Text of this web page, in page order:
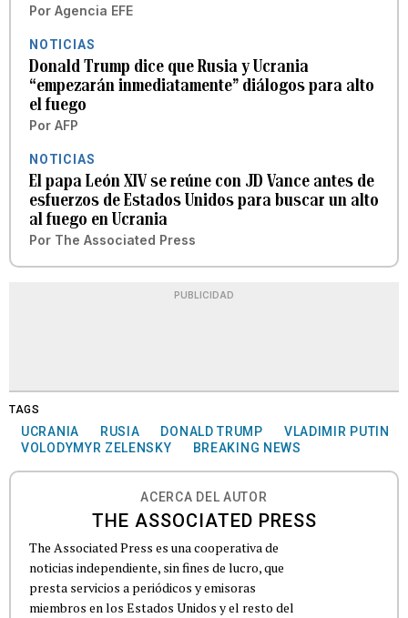
Por Agencia EFE
NOTICIAS
Donald Trump dice que Rusia y Ucrania
“empezarán inmediatamente” diálogos para alto
el fuego
Por AFP
NOTICIAS
El papa León XIV se reúne con JD Vance antes de
esfuerzos de Estados Unidos para buscar un alto
al fuego en Ucrania
Por The Associated Press
PUBLICIDAD
TAGS
UCRANIA RUSIA DONALD TRUMP
VLADIMIR PUTIN
VOLODYMYR ZELENSKY
BREAKING NEWS
ACERCA DEL AUTOR
THE ASSOCIATED PRESS
The Associated Press es una cooperativa de
noticias independiente, sin fines de lucro, que
presta servicios a periódicos y emisoras
miembros en los Estados Unidos y el resto del